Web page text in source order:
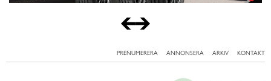
PRENUMERERA ANNONSERA ARKIV KONTAKT